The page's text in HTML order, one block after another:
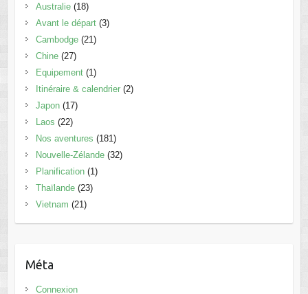
Australie(18)
Avant le départ(3)
Cambodge(21)
Chine(27)
Equipement(1)
Itinéraire & calendrier(2)
Japon(17)
Laos (22)
Nos aventures (181)
Nouvelle-Zélande(32)
Planification(1)
Thaïlande(23)
Vietnam (21)
Méta
Connexion